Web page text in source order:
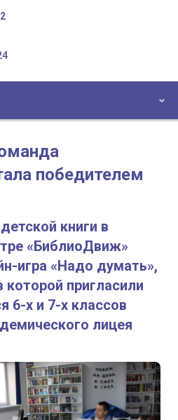
победителем
книги в
«БиблиоДвиж»
игра «Надо думать»,
которой пригласили
6-х и 7-х классов
лицея